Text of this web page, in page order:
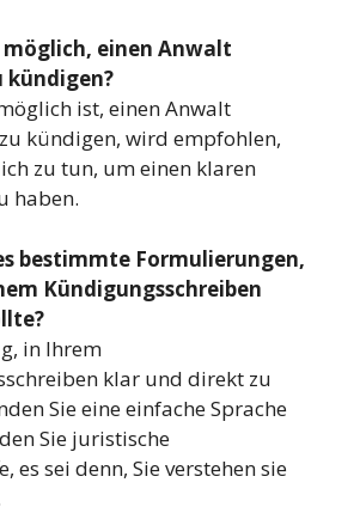
möglich, einen Anwalt
kündigen?
ist, einen Anwalt
kündigen, wird empfohlen,
zu tun, um einen klaren
haben.
bestimmte Formulierungen,
Kündigungsschreiben
in Ihrem
klar und direkt zu
Sie eine einfache Sprache
Sie juristische
es sei denn, Sie verstehen sie